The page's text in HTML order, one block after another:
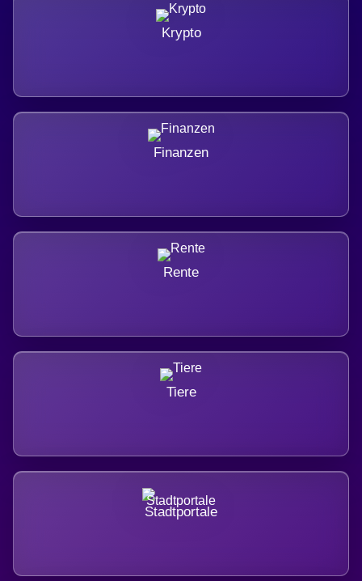
Krypto
Finanzen
Rente
Tiere
Stadtportale